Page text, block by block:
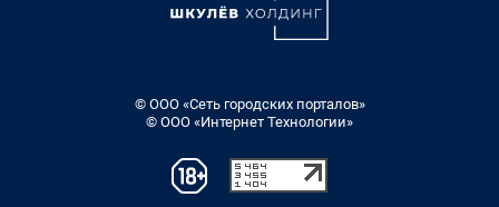
© ООО «Сеть городских порталов»
© ООО «Интернет Технологии»